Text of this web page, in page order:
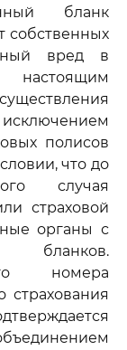
бланк
собственных
вред в
полисов
что до
случая
страховой
органы с
бланков.
номера
страхования